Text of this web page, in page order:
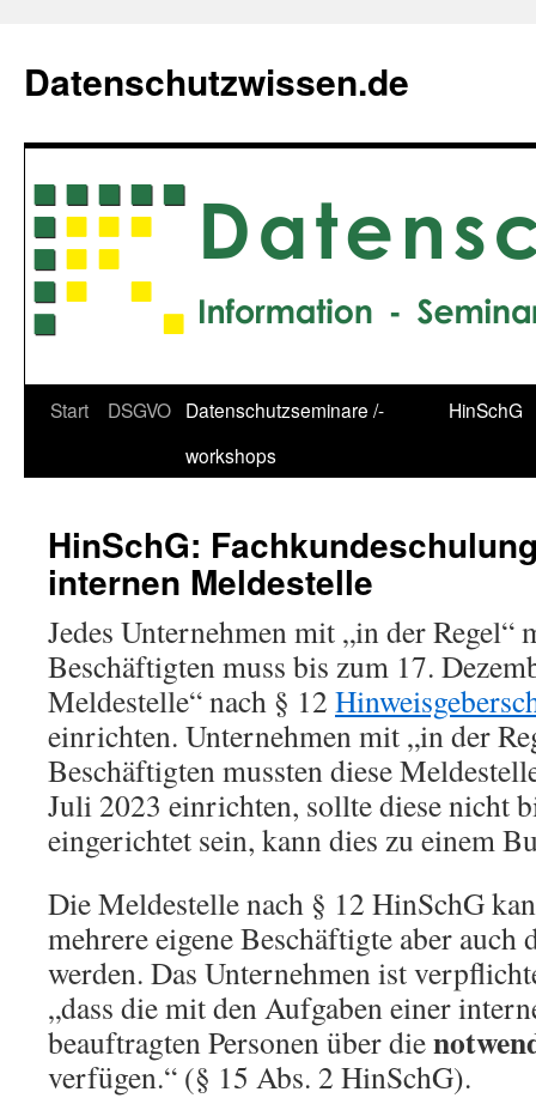
springen
Datenschutzwissen.de
Start DSGVO Datenschutzseminare /-
workshops
HinSchG
HinSchG:
internen Meldestelle
Jedes Unternehmen mit „in der Regel“
Beschäftigten muss bis zum 17.
Meldestelle“ nach § 12
einrichten. Unternehmen mit „in der
Beschäftigten mussten diese
Juli 2023 einrichten, sollte diese nicht
eingerichtet sein, kann dies zu einem
Die Meldestelle nach § 12 HinSchG
mehrere eigene Beschäftigte aber
werden. Das Unternehmen ist
„dass die mit den Aufgaben einer
beauftragten Personen über die
verfügen.“ (§ 15 Abs. 2 HinSchG).